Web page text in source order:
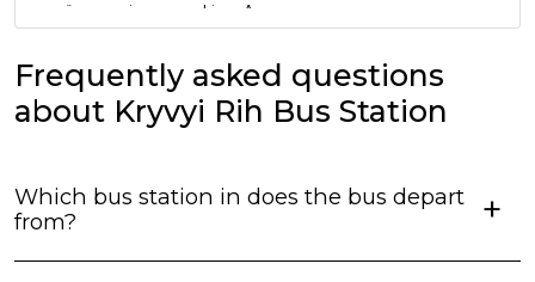
приїхали згідно графіку. Але реклама про
неправдивою, водії про таке навіть не чули))) Вцілому
сервіс оцінюю як добрий, але не відмінний.
Frequently asked questions
about Kryvyi Rih Bus Station
Which bus station in does the bus depart
from?